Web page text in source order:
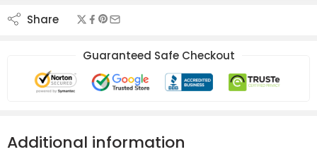
Share
Guaranteed Safe Checkout
Additional information